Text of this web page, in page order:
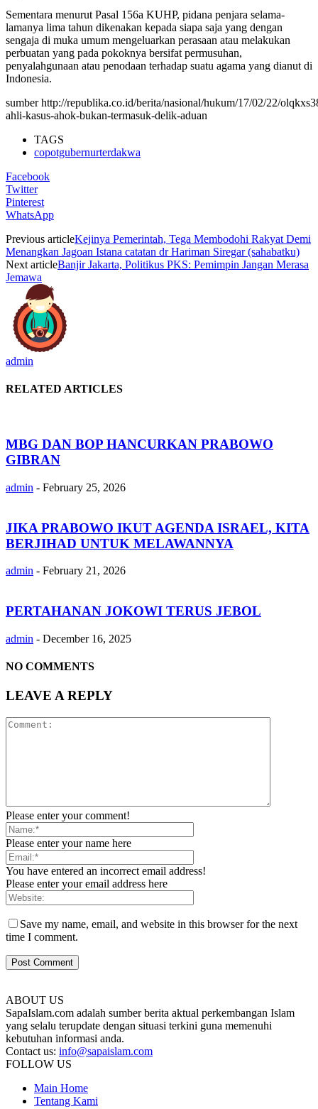
Sementara menurut Pasal 156a KUHP, pidana penjara selama-
lamanya lima tahun dikenakan kepada siapa saja yang dengan
sengaja di muka umum mengeluarkan perasaan atau melakukan
perbuatan yang pada pokoknya bersifat permusuhan,
penyalahgunaan atau penodaan terhadap suatu agama yang dianut di
Indonesia.
sumber http://republika.co.id/berita/nasional/hukum/17/02/22/
ahli-kasus-ahok-bukan-termasuk-delik-aduan
TAGS
copotgubernurterdakwa
Facebook
Twitter
Pinterest
WhatsApp
Previous articleKejinya Pemerintah, Tega Membodohi Rakyat Demi
Menangkan Jagoan Istana catatan dr Hariman Siregar (sahabatku)
Next articleBanjir Jakarta, Politikus PKS: Pemimpin Jangan Merasa
Jemawa
admin
RELATED ARTICLES
MBG DAN BOP HANCURKAN PRABOWO
GIBRAN
admin - February 25, 2026
JIKA PRABOWO IKUT AGENDA ISRAEL, KITA
BERJIHAD UNTUK MELAWANNYA
admin - February 21, 2026
PERTAHANAN JOKOWI TERUS JEBOL
admin - December 16, 2025
NO COMMENTS
LEAVE A REPLY
Please enter your comment!
Please enter your name here
You have entered an incorrect email address!
Please enter your email address here
Save my name, email, and website in this browser for the next
time I comment.
ABOUT US
SapaIslam.com adalah sumber berita aktual perkembangan Islam
yang selalu terupdate dengan situasi terkini guna memenuhi
kebutuhan informasi anda.
Contact us: info@sapaislam.com
FOLLOW US
Main Home
Tentang Kami